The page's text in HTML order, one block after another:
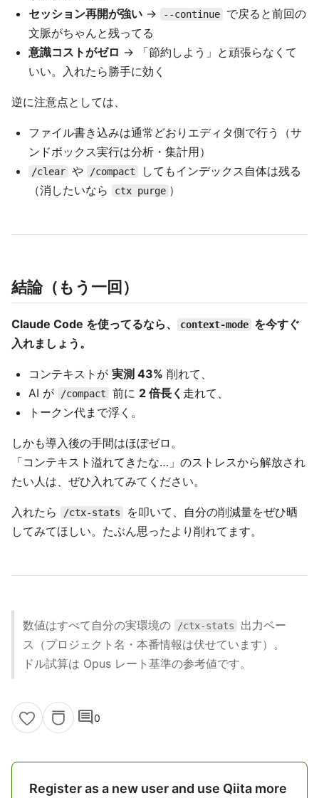
セッション再開が強い → --continue
で戻ると前回の
文脈がちゃんと残ってる
意識コストがゼロ → 「節約しよう」と頑張らなくて
いい。入れたら勝手に効く
逆に注意点としては、
ファイル書き込みは通常どおりエディタ側で行う（サ
ンドボックス実行は分析・集計用）
/clear や /compact
してもインデックス自体は残る
（消したいなら
ctx purge ）
結論（もう一回）
Claude Code を使ってるなら、 context-mode を今すぐ
入れましょう。
コンテキストが 実測 43% 削れて、
AI が
/compact 前に 2 倍長く 走れて、
トークン代まで浮く。
しかも導入後の手間はほぼゼロ。
「コンテキスト溢れてきたな…」のストレスから解放され
たい人は、ぜひ入れてみてください。
入れたら /ctx-stats
を叩いて、自分の削減量をぜひ晒
してみてほしい。たぶん思ったより削れてます。
数値はすべて自分の実環境の /ctx-stats
出力ベー
ス（プロジェクト名・本番情報は伏せています）。
ドル試算は Opus レート基準の参考値です。
comment0
Register as a new user and use Qiita more